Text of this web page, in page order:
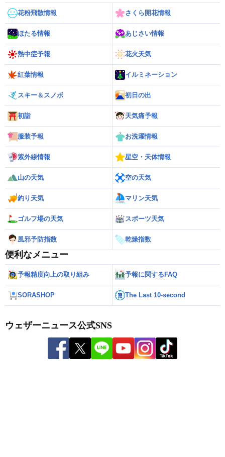
花粉飛散情報 さくら開花情報
ほたる情報 あじさい情報
熱中症予報 花火天気
紅葉情報 イルミネーション
スキー＆スノボ 初日の出
初詣 天気痛予報
服装予報 お洗濯情報
紫外線情報 星空・天体情報
山の天気 空の天気
釣り天気 マリン天気
ゴルフ場の天気 スポーツ天気
風邪予防指数 乾燥指数
便利なメニュー
予報精度向上の取り組み 予報に関するFAQ
SORASHOP The Last 10-second
ウェザーニュース公式SNS